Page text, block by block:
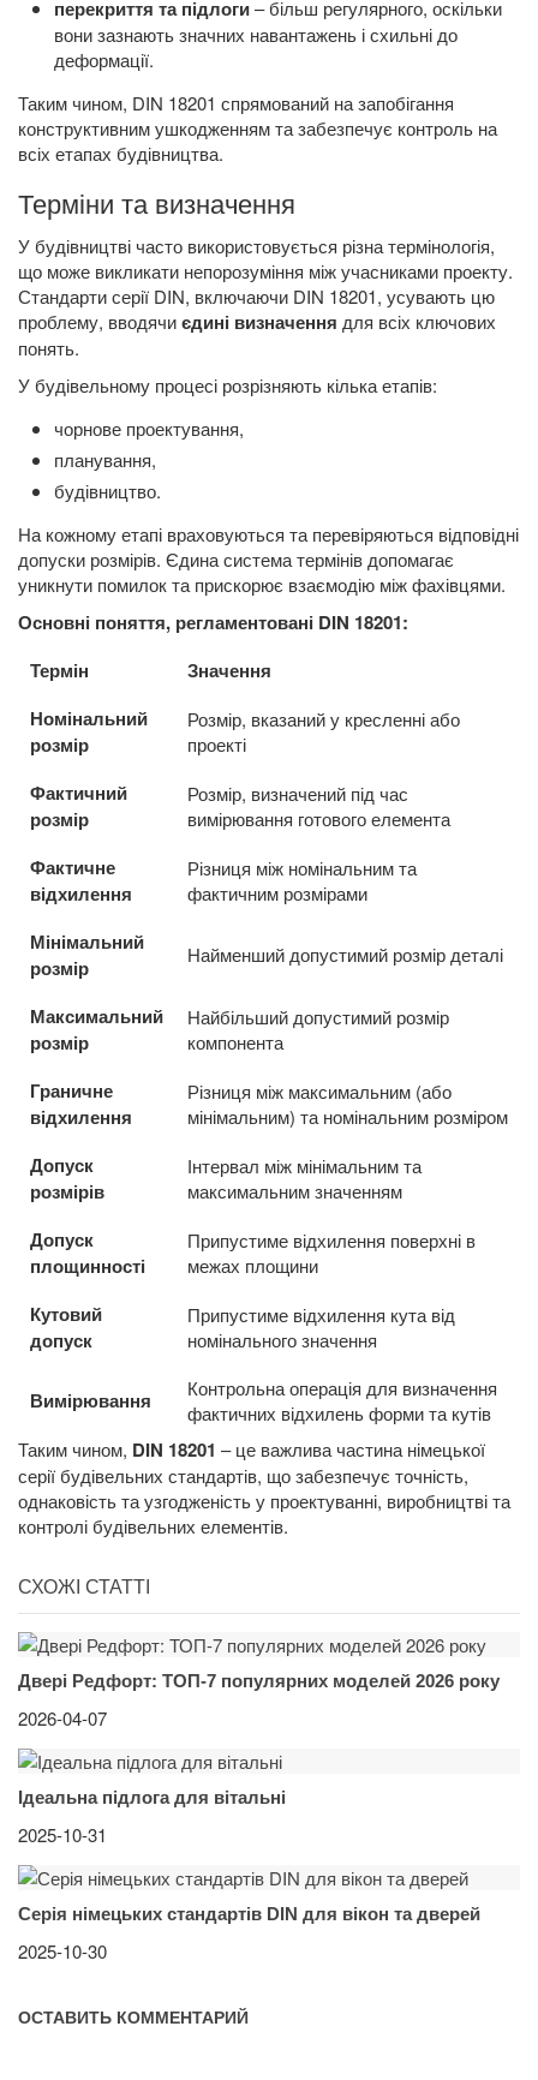
перекриття та підлоги– більш регулярного, оскільки
вони зазнають значних навантажень і схильні до
деформації.
Таким чином, DIN 18201 спрямований на запобігання
конструктивним ушкодженням та забезпечує контроль на
всіх етапах будівництва.
Терміни та визначення
У будівництві часто використовується різна термінологія,
що може викликати непорозуміння між учасниками проекту.
Стандарти серії DIN, включаючи DIN 18201, усувають цю
проблему, вводячиєдині визначення для всіх ключових
понять.
У будівельному процесі розрізняють кілька етапів:
чорнове проектування,
планування,
будівництво.
На кожному етапі враховуються та перевіряються відповідні
допуски розмірів. Єдина система термінів допомагає
уникнути помилок та прискорює взаємодію між фахівцями.
Основні поняття, регламентовані DIN 18201:
Термін
Значення
Номінальний
розмір
Розмір, вказаний у кресленні або
проекті
Фактичний
розмір
Розмір, визначений під час
вимірювання готового елемента
Фактичне
відхилення
Різниця між номінальним та
фактичним розмірами
Мінімальний
розмір
Найменший допустимий розмір деталі
Максимальний
розмір
Найбільший допустимий розмір
компонента
Граничне
відхилення
Різниця між максимальним (або
мінімальним) та номінальним розміром
Допуск
розмірів
Інтервал між мінімальним та
максимальним значенням
Допуск
площинності
Припустиме відхилення поверхні в
межах площини
Кутовий
допуск
Припустиме відхилення кута від
номінального значення
Вимірювання
Контрольна операція для визначення
фактичних відхилень форми та кутів
Таким чином, DIN 18201 – це важлива частина німецької
серії будівельних стандартів, що забезпечує точність,
однаковість та узгодженість у проектуванні, виробництві та
контролі будівельних елементів.
СХОЖІ СТАТТІ
Двері Редфорт: ТОП-7 популярних моделей 2026 року
2026-04-07
Ідеальна підлога для вітальні
2025-10-31
Серія німецьких стандартів DIN для вікон та дверей
2025-10-30
ОСТАВИТЬ КОММЕНТАРИЙ